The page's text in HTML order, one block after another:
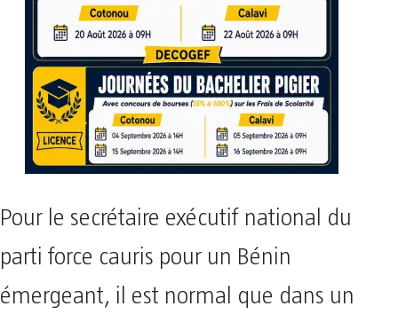
Pour le secrétaire exécutif national du
parti force cauris pour un Bénin
émergeant, il est normal que dans un